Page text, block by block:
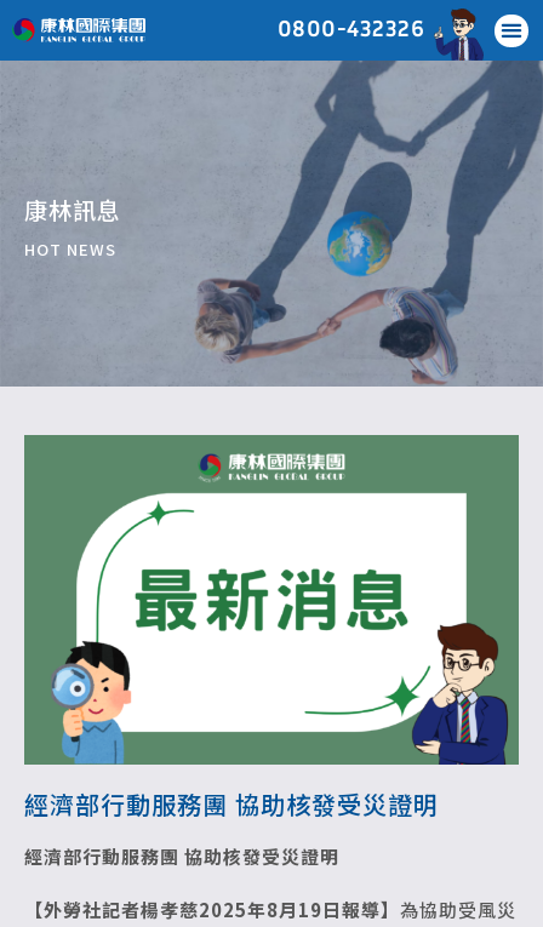
0800-432326
康林訊息
HOT NEWS
經濟部行動服務團 協助核發受災證明
經濟部行動服務團 協助核發受災證明
【外勞社記者楊孝慈2025年8月19日報導】 為協助受風災